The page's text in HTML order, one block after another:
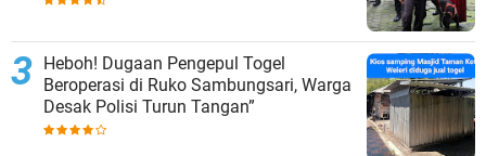
Heboh! Dugaan Pengepul Togel
Beroperasi di Ruko Sambungsari, Warga
Desak Polisi Turun Tangan”